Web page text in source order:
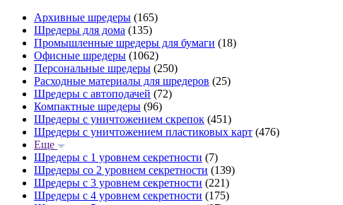
Архивные шредеры (165)
Шредеры для дома (135)
Промышленные шредеры для бумаги (18)
Офисные шредеры (1062)
Персональные шредеры (250)
Расходные материалы для шредеров (25)
Шредеры с автоподачей (72)
Компактные шредеры (96)
Шредеры с уничтожением скрепок (451)
Шредеры с уничтожением пластиковых карт (476)
Еще
Шредеры с 1 уровнем секретности (7)
Шредеры со 2 уровнем секретности (139)
Шредеры с 3 уровнем секретности (221)
Шредеры с 4 уровнем секретности (175)